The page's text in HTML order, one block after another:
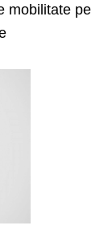
mobilitate pe